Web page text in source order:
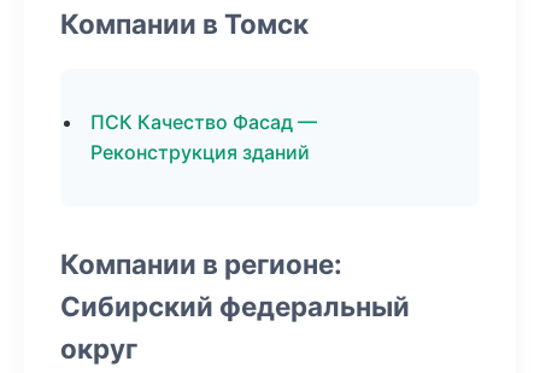
Компании в Томск
ПСК Качество Фасад —
Реконструкция зданий
Компании в регионе:
Сибирский федеральный
округ